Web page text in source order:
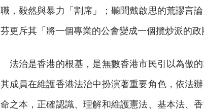
職，毅然與暴力「割席」；聽聞戴啟思的荒謬言
芬更斥其「將一個專業的公會變成一個攬炒派的政
法治是香港的根基，是無數香港市民引以為傲
其成員在維護香港法治中扮演著重要角色，依法
命之本，正確認識、理解和維護憲法、基本法、